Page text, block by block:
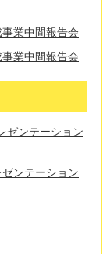
業中間報告会
業中間報告会
ゼンテーション
ンテーション